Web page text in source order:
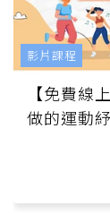
【免費線
做的運動
影片課程